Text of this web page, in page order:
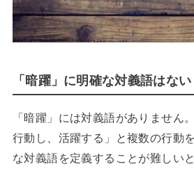
「暗躍」に明確な対義語はない
「暗躍」には対義語がありません
行動し、活躍する」と複数の行動
な対義語を定義することが難しい